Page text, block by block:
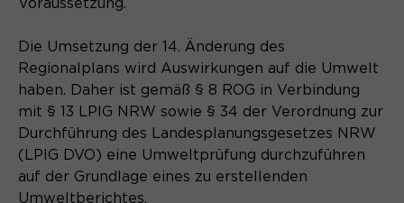
Zweck
PHPs Standard Sitzungs- Identifikation
Name _pk_ref.*
Anbieter Matomo
Laufzeit 6 Monate
Zweck Speichert die Herkunft des Besuchers.
Voraussetzung.
Die Umsetzung der 14. Änderung des
Regionalplans wird Auswirkungen auf die Umwelt
haben. Daher ist gemäß § 8 ROG in Verbindung
mit § 13 LPlG NRW sowie § 34 der Verordnung zur
Durchführung des Landesplanungsgesetzes NRW
(LPlG DVO) eine Umweltprüfung durchzuführen
auf der Grundlage eines zu erstellenden
Umweltberichtes.